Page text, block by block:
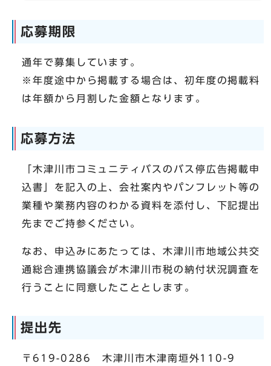
応募期限
通年で募集しています。
※年度途中から掲載する場合は、初年度の掲載料
は年額から月割した金額となります。
応募方法
「木津川市コミュニティバスのバス停広告掲載申
込書」を記入の上、会社案内やパンフレット等の
業種や業務内容のわかる資料を添付し、下記提出
先までご持参ください。
なお、申込みにあたっては、木津川市地域公共交
通総合連携協議会が木津川市税の納付状況調査を
行うことに同意したこととします。
提出先
〒619-0286 木津川市木津南垣外110-9